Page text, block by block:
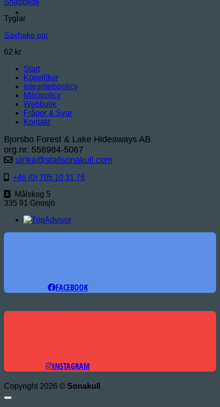
Snabbkoll
Tyglar
Saxhake par
62 kr
Start
Köpvillkor
Integritetspolicy
Miljöpolicy
Webbutik
Frågor & Svar
Kontakt
Bjorsbo Forest & Lake Hideaways AB
org.nr. 556984-5067
ulrika@stallsonakull.com
+46 (0) 705 10 31 76
Målskog 5
335 91 Gnosjö
FACEBOOK
INSTAGRAM
Copyright 2026 © Sonakull